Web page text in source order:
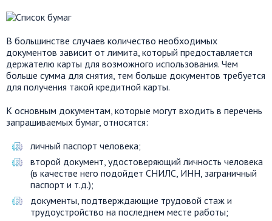
В большинстве случаев количество необходимых
документов зависит от лимита, который предоставляется
держателю карты для возможного использования. Чем
больше сумма для снятия, тем больше документов требуется
для получения такой кредитной карты.
К основным документам, которые могут входить в перечень
запрашиваемых бумаг, относятся:
личный паспорт человека;
второй документ, удостоверяющий личность человека
(в качестве него подойдет СНИЛС, ИНН, заграничный
паспорт и т.д.);
документы, подтверждающие трудовой стаж и
трудоустройство на последнем месте работы;